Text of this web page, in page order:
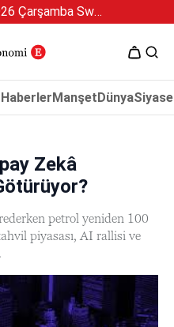
5 Ağustos 2026 Çarşamba Swan Özel 2
ManşetDünya
Zekâ
petrol yeniden 100
piyasası, AI rallisi ve